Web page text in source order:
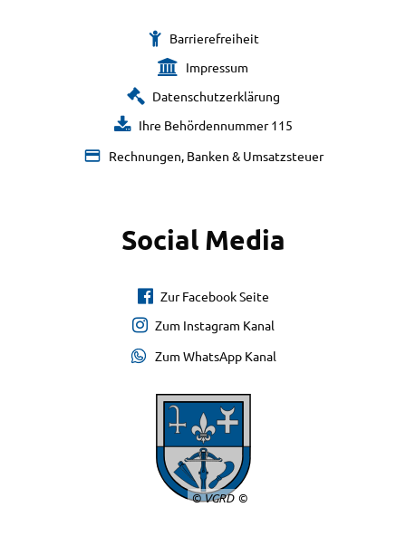
Barrierefreiheit
Impressum
Datenschutzerklärung
Ihre Behördennummer 115
Rechnungen, Banken & Umsatzsteuer
Social Media
Zur Facebook Seite
Zum Instagram Kanal
Zum WhatsApp Kanal
© VGRD